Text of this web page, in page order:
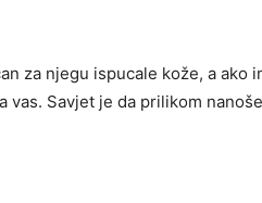
za njegu ispucale kože, a ako
vas. Savjet je da prilikom